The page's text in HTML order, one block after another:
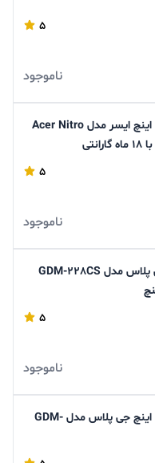
5
ناموجود
مانیتور 24 اینچ ایسر مدل Acer Nitro
5
ناموجود
مانیتور جی پلاس مدل GDM-228CS
5
ناموجود
مانیتور 27 اینچ جی پلاس مدل GDM-